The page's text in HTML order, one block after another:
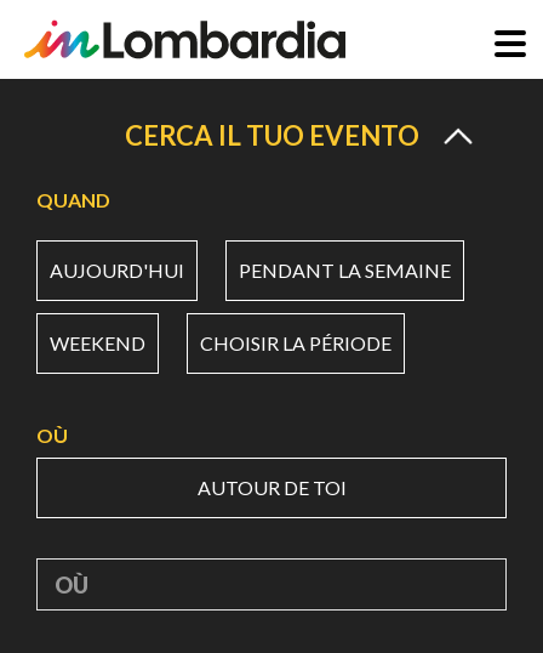
principal
CERCA IL TUO EVENTO
QUAND
AUJOURD'HUI PENDANT LA SEMAINE
WEEKEND CHOISIR LA PÉRIODE
OÙ
AUTOUR DE TOI
OÙ